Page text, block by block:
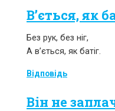
В’ється, як
Без рук, без ніг,
А в’ється, як батіг.
Відповідь
Він не